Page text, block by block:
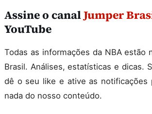
Assine o canalJumper
YouTube
Todas as informações da NBA estão
Brasil. Análises, estatísticas e dicas.
dê o seu like e ative as notificações
nada do nosso conteúdo.